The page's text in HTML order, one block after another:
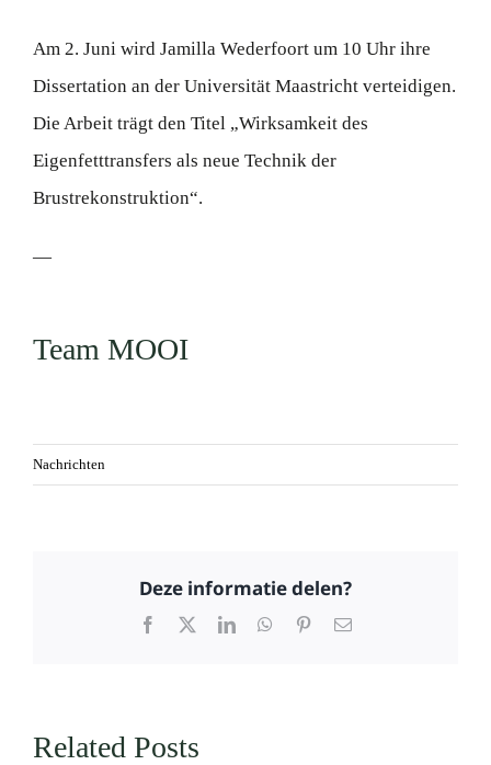
Am 2. Juni wird Jamilla Wederfoort um 10 Uhr ihre
Dissertation an der Universität Maastricht verteidigen.
Die Arbeit trägt den Titel „Wirksamkeit des
Eigenfetttransfers als neue Technik der
Brustrekonstruktion“.
—
Team MOOI
Nachrichten
Deze informatie delen?
Facebook LinkedInWhatsApp
PinterestEmail
Related Posts